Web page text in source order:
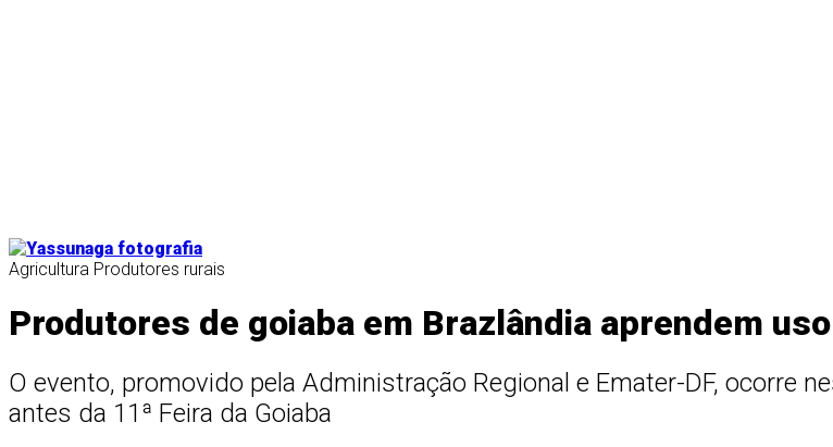
Agricultura Produtores rurais
Produtores de goiaba em Brazlândia aprendem
O evento, promovido pela Administração Regional e Emater-DF, ocorre
antes da 11ª Feira da Goiaba